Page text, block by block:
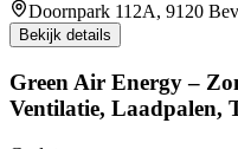
Doornpark 112A, 9120
Bekijk details
Green Air Energy –
Ventilatie, Laadpalen,